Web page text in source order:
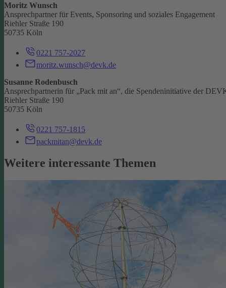
Moritz Wunsch
Ansprechpartner für Events, Sponsoring und soziales Engagement
Riehler Straße 190
50735 Köln
0221 757-2027
moritz.wunsch@devk.de
Susanne Rodenbusch
Ansprechpartnerin für „Pack mit an“, die Spendeninitiative der
Riehler Straße 190
50735 Köln
0221 757-1815
packmitan@devk.de
Weitere interessante Themen